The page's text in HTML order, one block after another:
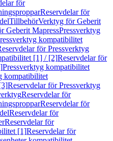
för
Reservdelar för
TillbehörVerktyg för Geberit
Geberit MapressPressverktyg
kompatibilitet
för Pressverktyg
[1] / [2]Reservdelar för
Pressverktyg kompatibilitet
kompatibilitet
Reservdelar för Pressverktyg
Reservdelar för
Reservdelar för
Reservdelar för
Reservdelar för
[1]Reservdelar för